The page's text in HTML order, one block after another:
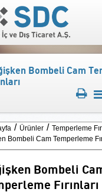
Bombeli Cam
Ürünler
Temperleme
Bombeli Cam Temperleme
Bombeli
Fırınları